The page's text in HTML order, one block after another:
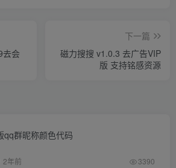
去会
下一篇
磁力搜搜 v1.0.3 去广告VIP
版 支持铭感资源
qq群昵称颜色代码
2年前 3390